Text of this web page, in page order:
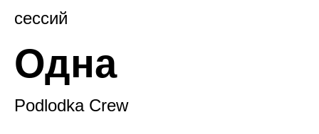
сессий
Одна
Podlodka Crew